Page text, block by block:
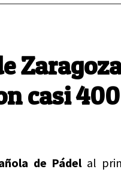
casi
de Pádelal